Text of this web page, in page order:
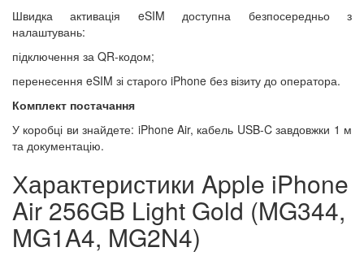
Швидка активація eSIM доступна безпосередньо з
налаштувань:
підключення за QR-кодом;
перенесення eSIM зі старого iPhone без візиту до оператора.
Комплект постачання
У коробці ви знайдете: iPhone Air, кабель USB-C завдовжки 1 м
та документацію.
Характеристики Apple iPhone
Air 256GB Light Gold (MG344,
MG1A4, MG2N4)